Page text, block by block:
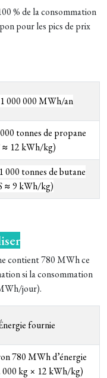
% de la consommation
pour les pics de prix
000 000 MWh/an
tonnes de propane
≈ 12 kWh/kg)
000 tonnes de butane
≈ 9 kWh/kg)
contient 780 MWh ce
si la consommation
jour).
fournie
780 MWh d’énergie
000 kg × 12 kWh/kg)